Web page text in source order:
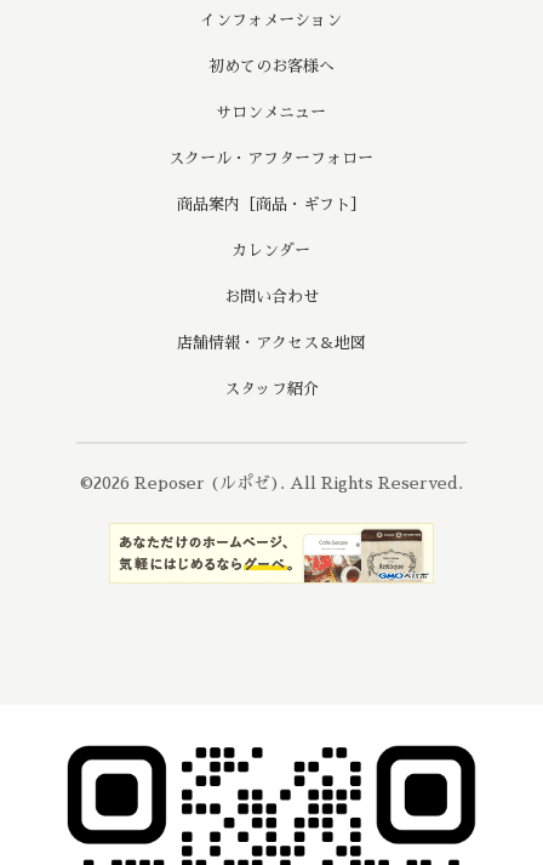
インフォメーション
初めてのお客様へ
サロンメニュー
スクール・アフターフォロー
商品案内［商品・ギフト］
カレンダー
お問い合わせ
店舗情報・アクセス＆地図
スタッフ紹介
©2026 Reposer (ルポゼ) . All Rights Reserved.